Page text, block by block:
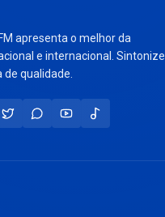
apresenta o melhor da
e internacional. Sintonize
qualidade.